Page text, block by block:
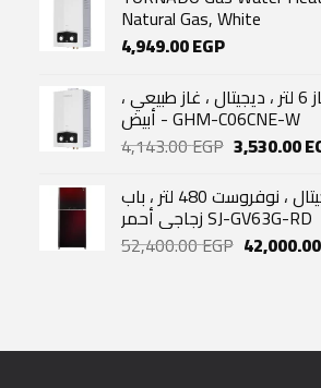
32,500.00
Natural Gas, White
4,949.00EGP
سخان مياه تورنيدو غاز 6 لتر ، ديجيتال ، غاز طبيعي ،
أبيض - GHM-C06CNE-W
4,143.00EGP Original
was:
4,143.00
3,530.00
ثلاجة شارب انفرتر ديجيتال ، نوفروست 480 لتر ، باب
زجاجي أحمر SJ-GV63G-RD
52,400.00EGP Original
42,000.00